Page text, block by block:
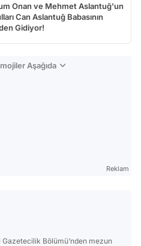
Onan ve Mehmet Aslantuğ'un
Can Aslantuğ Babasının
Gidiyor!
Aşağıda
Reklam
Gazetecilik Bölümü’nden mezun